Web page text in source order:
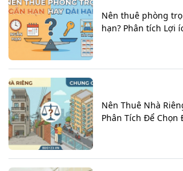
Nên thuê phòng
hạn? Phân tích Lợi
Nên Thuê Nhà
Phân Tích Để Chọn